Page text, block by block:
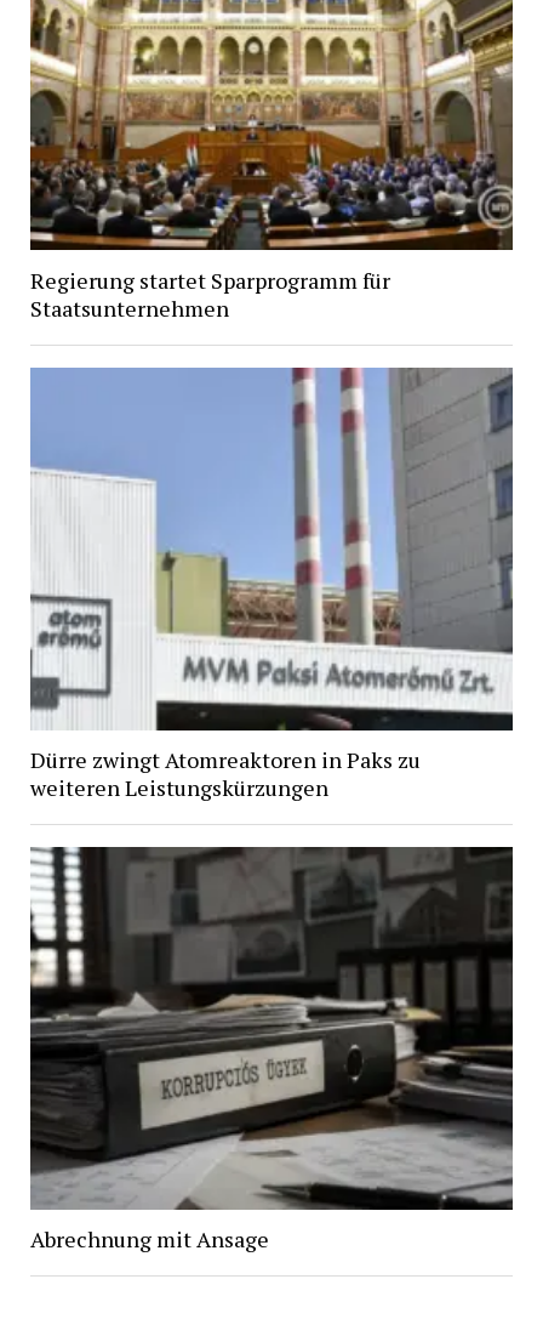
Regierung startet Sparprogramm für
Staatsunternehmen
Dürre zwingt Atomreaktoren in Paks zu
weiteren Leistungskürzungen
Abrechnung mit Ansage